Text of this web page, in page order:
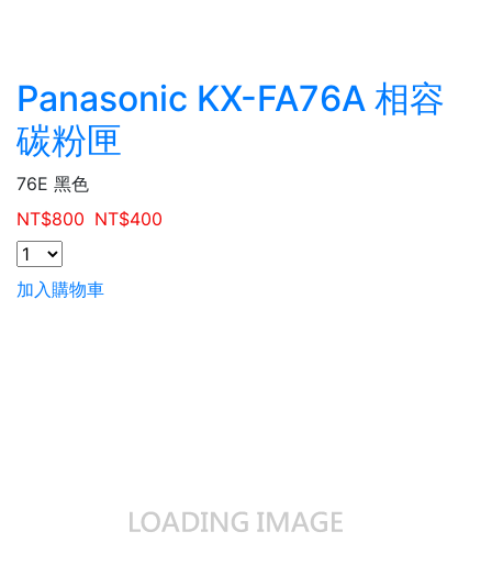
Panasonic KX-FA76A 相容
碳粉匣
76E 黑色
NT$800 NT$400
加入購物車